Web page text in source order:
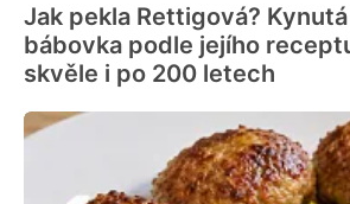
Jak pekla Rettigová?
bábovka podle jejího
skvěle i po 200 letech